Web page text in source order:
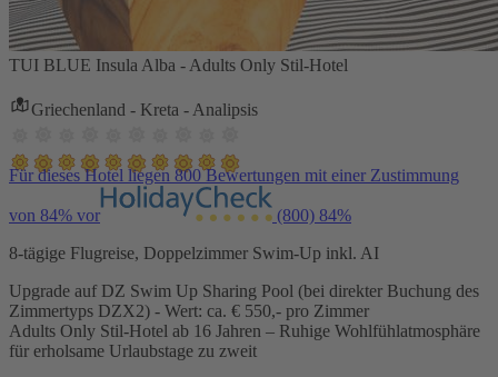
TUI BLUE Insula Alba - Adults Only Stil-Hotel
Griechenland - Kreta - Analipsis
Für dieses Hotel liegen 800 Bewertungen mit einer Zustimmung
von 84% vor (800) 84%
8-tägige Flugreise, Doppelzimmer Swim-Up inkl. AI
Upgrade auf DZ Swim Up Sharing Pool (bei direkter Buchung des
Zimmertyps DZX2) - Wert: ca. € 550,- pro Zimmer
Adults Only Stil-Hotel ab 16 Jahren – Ruhige Wohlfühlatmosphäre
für erholsame Urlaubstage zu zweit